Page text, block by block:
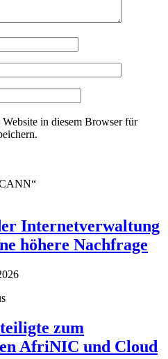
in diesem Browser für
Internetverwaltung
höhere Nachfrage
zum
AfriNIC und Cloud